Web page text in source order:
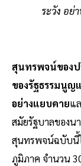
ระวัง อย่
สุนทรพจน์ของ
ของรัฐธรรมนูญ
อย่างแยบคายแ
สมัยรัฐบาลของ
สุนทรพจน์ฉบับนี้
ภูมิภาค จำนวน